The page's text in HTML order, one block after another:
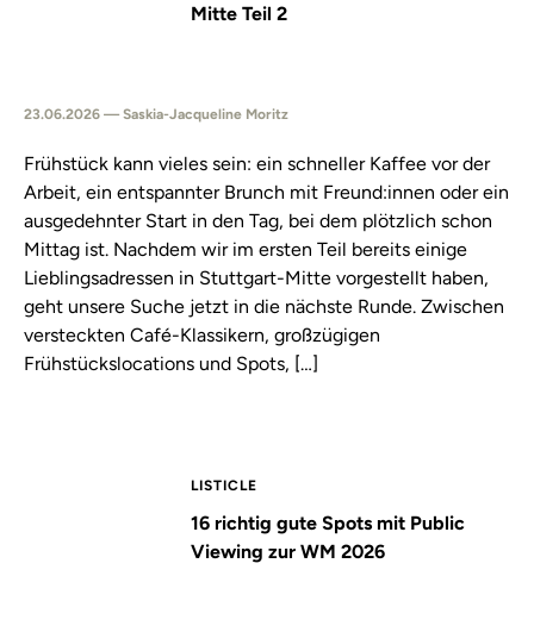
Mitte Teil 2
23.06.2026 — Saskia-Jacqueline Moritz
Frühstück kann vieles sein: ein schneller Kaffee vor der
Arbeit, ein entspannter Brunch mit Freund:innen oder ein
ausgedehnter Start in den Tag, bei dem plötzlich schon
Mittag ist. Nachdem wir im ersten Teil bereits einige
Lieblingsadressen in Stuttgart-Mitte vorgestellt haben,
geht unsere Suche jetzt in die nächste Runde. Zwischen
versteckten Café-Klassikern, großzügigen
Frühstückslocations und Spots, […]
LISTICLE
16 richtig gute Spots mit Public
Viewing zur WM 2026